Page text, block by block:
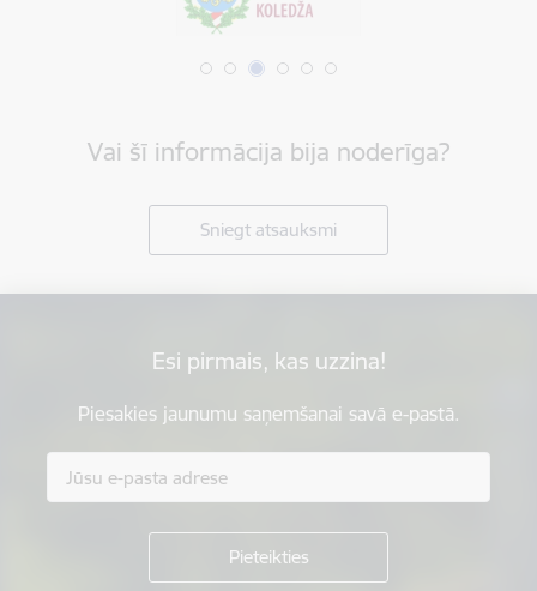
Vai šī informācija bija noderīga?
Sniegt atsauksmi
Esi pirmais, kas uzzina!
Piesakies jaunumu saņemšanai savā e-pastā.